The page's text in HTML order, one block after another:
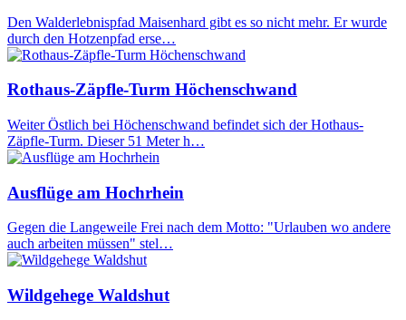
Den Walderlebnispfad Maisenhard gibt es so nicht mehr. Er wurde
durch den Hotzenpfad erse…
Rothaus-Zäpfle-Turm Höchenschwand
Weiter Östlich bei Höchenschwand befindet sich der Hothaus-
Zäpfle-Turm. Dieser 51 Meter h…
Ausflüge am Hochrhein
Gegen die Langeweile Frei nach dem Motto: "Urlauben wo andere
auch arbeiten müssen" stel…
Wildgehege Waldshut